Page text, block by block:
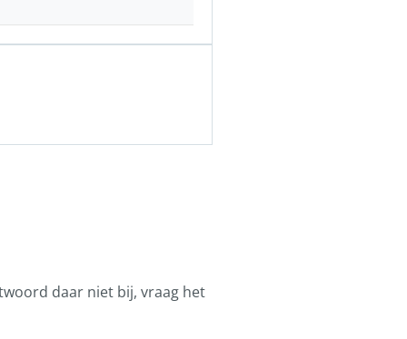
daar niet bij, vraag het